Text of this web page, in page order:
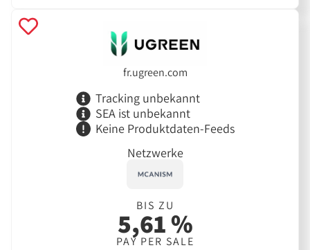
fr.ugreen.com
Tracking unbekannt
SEA ist unbekannt
Keine Produktdaten-Feeds
Netzwerke
BIS ZU
5,61 %
PAY PER SALE